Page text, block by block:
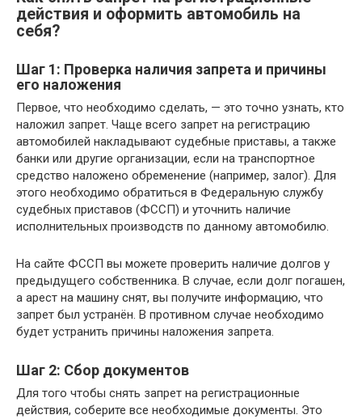
действия и оформить автомобиль на
себя?
Шаг 1: Проверка наличия запрета и причины
его наложения
Первое, что необходимо сделать, — это точно узнать, кто
наложил запрет. Чаще всего запрет на регистрацию
автомобилей накладывают судебные приставы, а также
банки или другие организации, если на транспортное
средство наложено обременение (например, залог). Для
этого необходимо обратиться в Федеральную службу
судебных приставов (ФССП) и уточнить наличие
исполнительных производств по данному автомобилю.
На сайте ФССП вы можете проверить наличие долгов у
предыдущего собственника. В случае, если долг погашен,
а арест на машину снят, вы получите информацию, что
запрет был устранён. В противном случае необходимо
будет устранить причины наложения запрета.
Шаг 2: Сбор документов
Для того чтобы снять запрет на регистрационные
действия, соберите все необходимые документы. Это